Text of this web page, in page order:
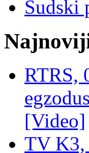
Sudski
RTRS,
[Video]
TV K3,